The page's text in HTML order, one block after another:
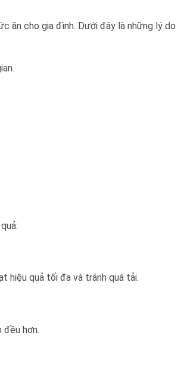
ăn cho gia đình. Dưới đây là những lý do
hiệu quả tối đa và tránh quá tải.
đều hơn.